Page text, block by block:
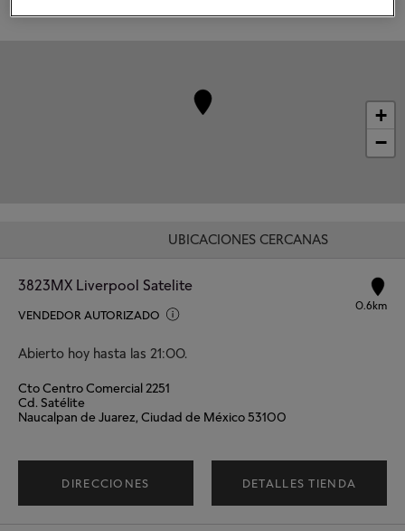
+
−
UBICACIONES CERCANAS
3823MX Liverpool Satelite
VENDEDOR AUTORIZADO
Abierto hoy hasta las 21:00.
0.6km
Cto Centro Comercial 2251
Cd. Satélite
Naucalpan de Juarez, Ciudad de México 53100
DIRECCIONES DETALLES TIENDA